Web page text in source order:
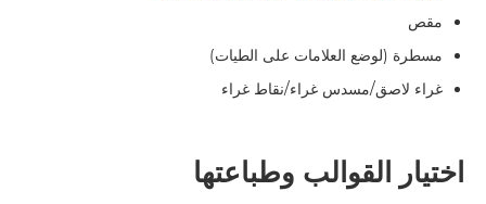
مقص
مسطرة (لوضع العلامات على الطيات)
غراء لاصق/مسدس غراء/نقاط غراء
اختيار القوالب وطباعتها